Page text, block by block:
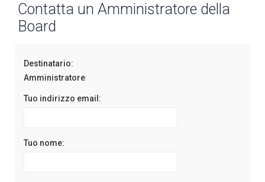
Contatta un Amministratore della
Board
Destinatario:
Amministratore
Tuo indirizzo email:
Tuo nome: